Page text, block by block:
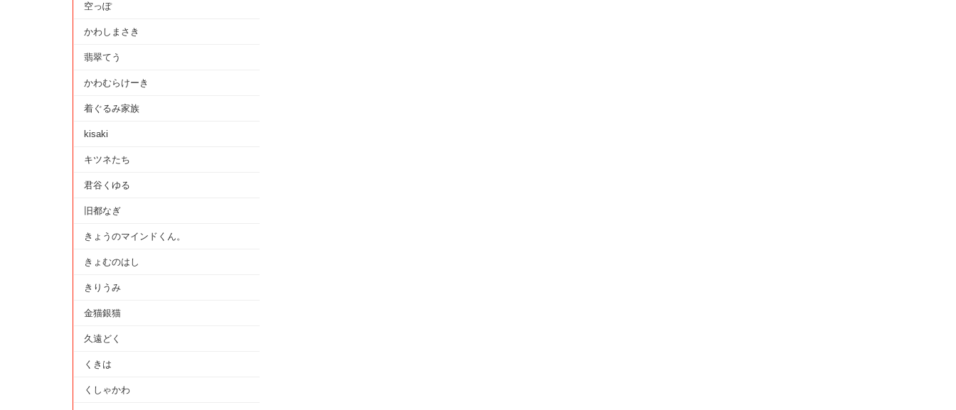
空っぽ
かわしまさき
翡翠てう
かわむらけーき
着ぐるみ家族
kisaki
キツネたち
君谷くゆる
旧都なぎ
きょうのマインドくん。
きょむのはし
きりうみ
金猫銀猫
久遠どく
くきは
くしゃかわ